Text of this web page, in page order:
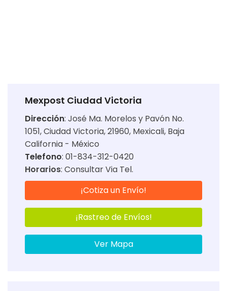
Mexpost Ciudad Victoria
Dirección: José Ma. Morelos y Pavón No.
1051, Ciudad Victoria, 21960, Mexicali, Baja
California - México
Telefono: 01-834-312-0420
Horarios: Consultar Via Tel.
¡Cotiza un Envío!
¡Rastreo de Envíos!
Ver Mapa